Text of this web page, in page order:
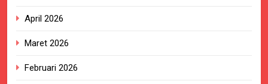
April 2026
Maret 2026
Februari 2026